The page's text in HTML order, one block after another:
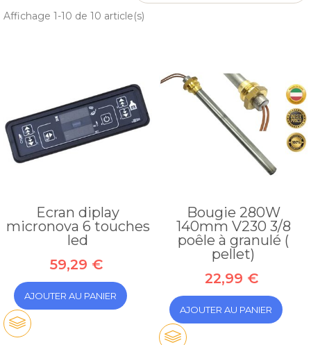
Affichage 1-10 de 10 article(s)
Ecran diplay
micronova 6 touches
led
59,29 €
AJOUTER AU PANIER
Bougie 280W
140mm V230 3/8
poêle à granulé (
pellet)
22,99 €
AJOUTER AU PANIER